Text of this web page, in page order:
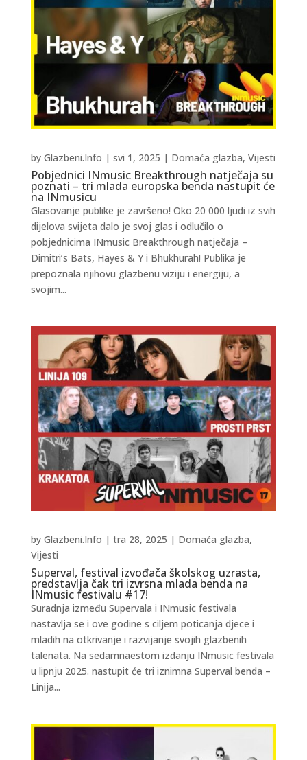
Pobjednici INmusic Breakthrough natječaja su
poznati – tri mlada europska benda nastupit će
na INmusicu
by Glazbeni.Info | svi 1, 2025 | Domaća glazba, Vijesti
Glasovanje publike je završeno! Oko 20 000 ljudi iz svih
dijelova svijeta dalo je svoj glas i odlučilo o
pobjednicima INmusic Breakthrough natječaja –
Dimitri’s Bats, Hayes & Y i Bhukhurah! Publika je
prepoznala njihovu glazbenu viziju i energiju, a
svojim...
Superval, festival izvođača školskog uzrasta,
predstavlja čak tri izvrsna mlada benda na
INmusic festivalu #17!
by Glazbeni.Info | tra 28, 2025 | Domaća glazba,
Vijesti
Suradnja između Supervala i INmusic festivala
nastavlja se i ove godine s ciljem poticanja djece i
mladih na otkrivanje i razvijanje svojih glazbenih
talenata. Na sedamnaestom izdanju INmusic festivala
u lipnju 2025. nastupit će tri iznimna Superval benda –
Linija...